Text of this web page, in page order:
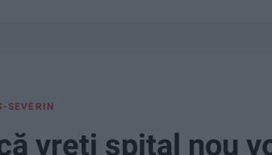
SEVERIN
vreţi spital nou